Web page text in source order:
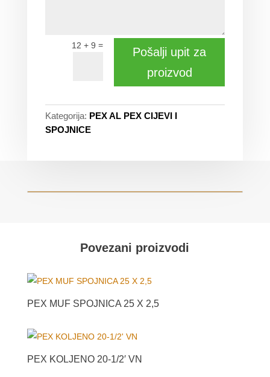
12 + 9 =
Pošalji upit za
proizvod
Kategorija: PEX AL PEX CIJEVI I
SPOJNICE
Povezani proizvodi
PEX MUF SPOJNICA 25 X 2,5
PEX KOLJENO 20-1/2′ VN